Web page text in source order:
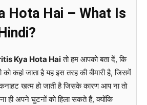
Hota Hai – What Is
Kya Hota Haiतो हम आपको बता दें, कि
को कहां जाता है यह इस तरह की बीमारी है, जिसमें
खत्म हो जाती है जिसके कारण आप ना तो
अपने घुटनों को हिला सकते हैं, क्योंकि